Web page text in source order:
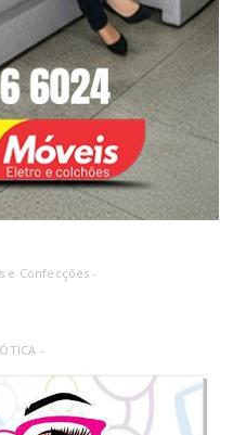
e Confecções -
-